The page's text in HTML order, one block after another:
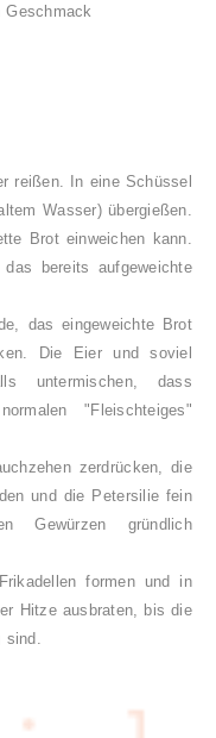
reißen. In eine Schüssel
Wasser) übergießen.
Brot einweichen kann.
bereits aufgeweichte
das eingeweichte Brot
Die Eier und soviel
untermischen, dass
"Fleischteiges"
zerdrücken, die
und die Petersilie fein
Gewürzen gründlich
formen und in
Hitze ausbraten, bis die